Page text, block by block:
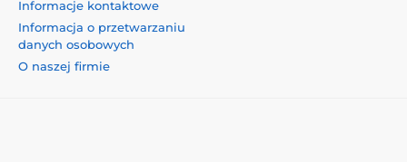
Informacje kontaktowe
Informacja o przetwarzaniu
danych osobowych
O naszej firmie